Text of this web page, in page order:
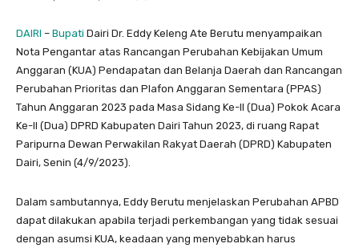
DAIRI – Bupati Dairi Dr. Eddy Keleng Ate Berutu menyampaikan
Nota Pengantar atas Rancangan Perubahan Kebijakan Umum
Anggaran (KUA) Pendapatan dan Belanja Daerah dan Rancangan
Perubahan Prioritas dan Plafon Anggaran Sementara (PPAS)
Tahun Anggaran 2023 pada Masa Sidang Ke-II (Dua) Pokok Acara
Ke-II (Dua) DPRD Kabupaten Dairi Tahun 2023, di ruang Rapat
Paripurna Dewan Perwakilan Rakyat Daerah (DPRD) Kabupaten
Dairi, Senin (4/9/2023).
Dalam sambutannya, Eddy Berutu menjelaskan Perubahan APBD
dapat dilakukan apabila terjadi perkembangan yang tidak sesuai
dengan asumsi KUA, keadaan yang menyebabkan harus